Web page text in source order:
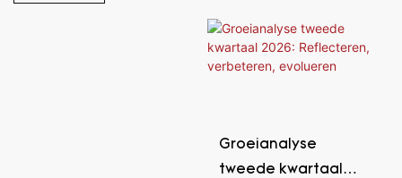
Groeianalyse
tweede kwartaal